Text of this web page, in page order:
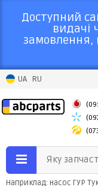
Доступний
видачі
замовлення,
UA RU
Яку
Наприклад: насос ГУР